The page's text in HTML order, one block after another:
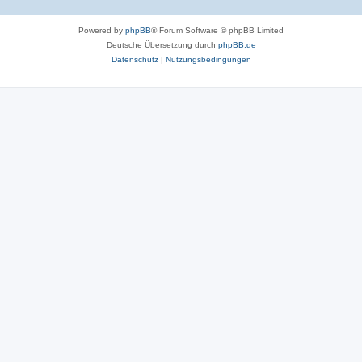
Powered by phpBB® Forum Software © phpBB Limited
Deutsche Übersetzung durch phpBB.de
Datenschutz| Nutzungsbedingungen